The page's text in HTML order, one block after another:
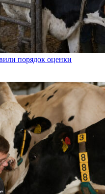
порядок оценки